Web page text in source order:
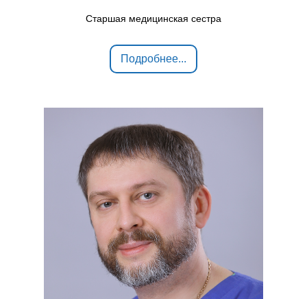
Старшая медицинская сестра
Подробнее...